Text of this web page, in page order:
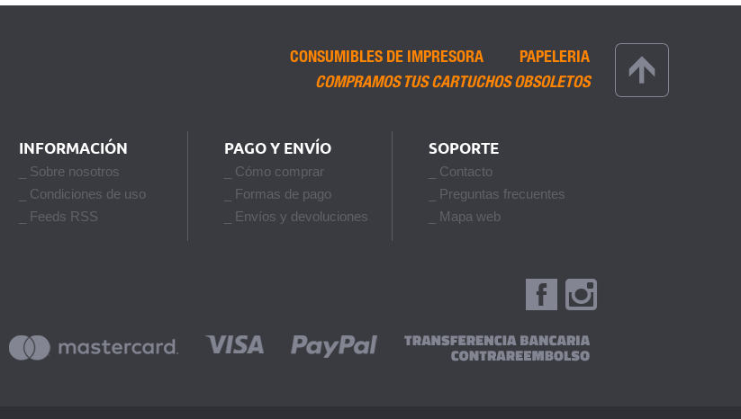
CONSUMIBLES DE IMPRESORA
PAPELERIA
COMPRAMOS TUS CARTUCHOS OBSOLETOS
INFORMACIÓN
_ Sobre nosotros
_ Condiciones de uso
_ Feeds RSS
PAGO Y ENVÍO
_ Cómo comprar
_ Formas de pago
_ Envíos y devoluciones
SOPORTE
_ Contacto
_ Preguntas frecuentes
_ Mapa web